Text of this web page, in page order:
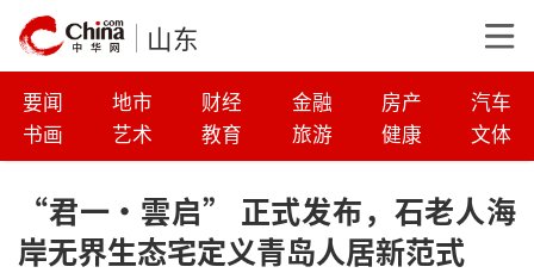
山东
要闻 地市 财经 金融 房产
汽车
书画
艺术 教育 旅游 健康 文体
“君一·雲启” 正式发布，石老人海
岸无界生态宅定义青岛人居新范式